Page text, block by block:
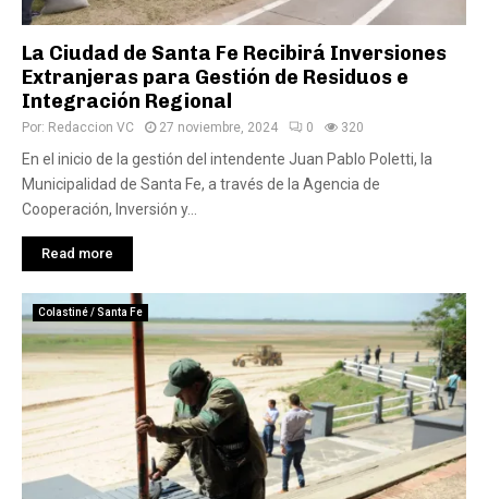
La Ciudad de Santa Fe Recibirá Inversiones
Extranjeras para Gestión de Residuos e
Integración Regional
Por: Redaccion VC 27 noviembre, 2024 0 320
En el inicio de la gestión del intendente Juan Pablo Poletti, la
Municipalidad de Santa Fe, a través de la Agencia de
Cooperación, Inversión y...
Read more
Colastiné / Santa Fe